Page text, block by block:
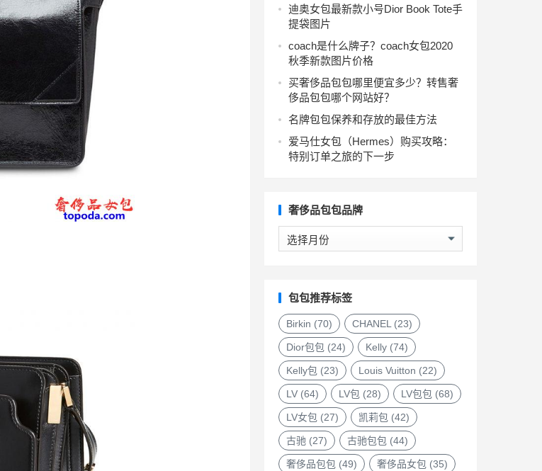
迪奥女包最新款小号Dior Book Tote手
提袋图片
coach是什么牌子？coach女包2020
秋季新款图片价格
买奢侈品包包哪里便宜多少？转售奢
侈品包包哪个网站好？
名牌包包保养和存放的最佳方法
爱马仕女包（Hermes）购买攻略：
特别订单之旅的下一步
奢侈品包包品牌
奢
侈
包
品
牌
包包推荐标签
Birkin (70) CHANEL(23)
Dior包包 (24) Kelly (74)
Kelly包 (23) Louis Vuitton (22)
LV (64) LV包 (28) LV包包 (68)
LV女包 (27) 凯莉包 (42)
古驰 (27) 古驰包包 (44)
奢侈品包包 (49) 奢侈品女包 (35)